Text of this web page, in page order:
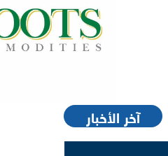
آخر الأخبار